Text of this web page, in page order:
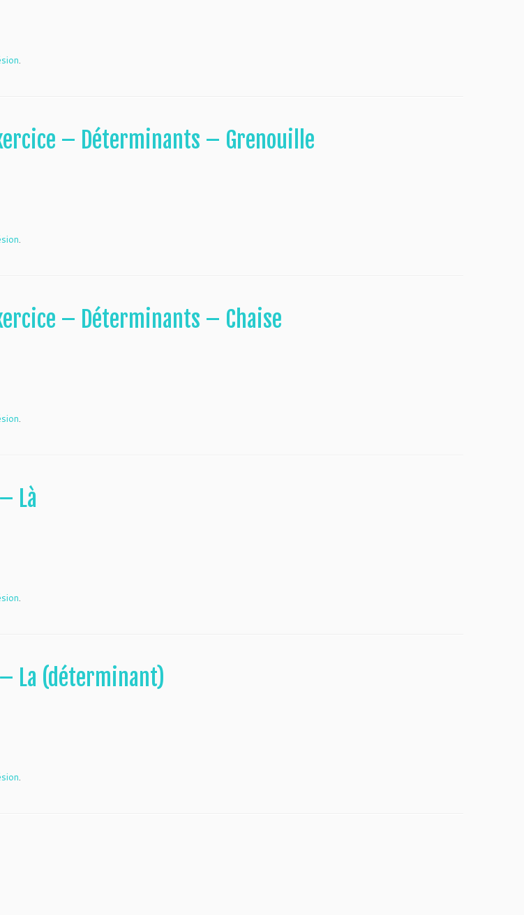
.
– Déterminants – Grenouille
.
– Déterminants – Chaise
.
Là
.
La (déterminant)
.